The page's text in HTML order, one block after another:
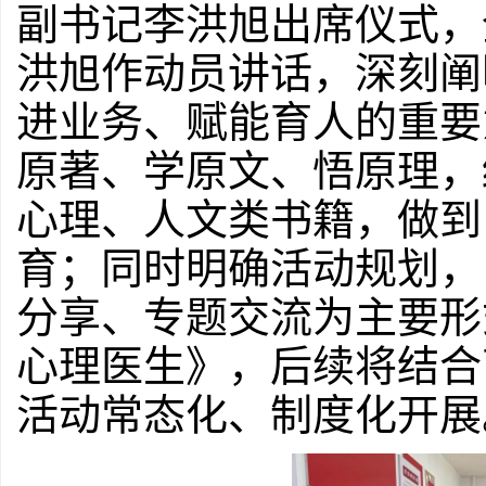
副书记李洪旭出席仪式
洪旭作动员讲话，深刻
进业务、赋能育人的重
原著、学原文、悟原理
心理、人文类书籍，做
育；同时明确活动规划
分享、专题交流为主要
心理医生》，后续将结
活动常态化、制度化开展